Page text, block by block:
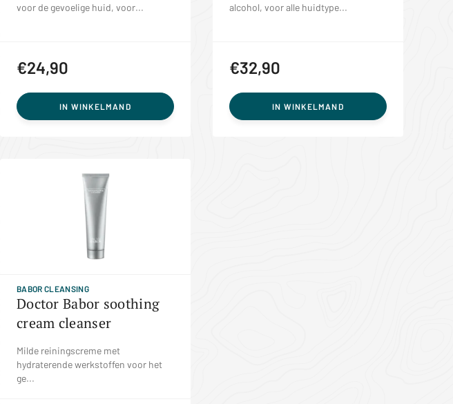
voor de gevoelige huid, voor...
€24,90
IN WINKELMAND
alcohol, voor alle huidtype...
€32,90
IN WINKELMAND
BABOR CLEANSING
Doctor Babor soothing
cream cleanser
Milde reiningscreme met
hydraterende werkstoffen voor het
ge...